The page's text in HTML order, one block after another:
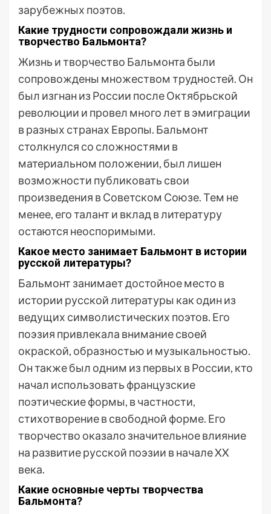
зарубежных поэтов.
Какие трудности сопровождали жизнь и
творчество Бальмонта?
Жизнь и творчество Бальмонта были
сопровождены множеством трудностей. Он
был изгнан из России после Октябрьской
революции и провел много лет в эмиграции
в разных странах Европы. Бальмонт
столкнулся со сложностями в
материальном положении, был лишен
возможности публиковать свои
произведения в Советском Союзе. Тем не
менее, его талант и вклад в литературу
остаются неоспоримыми.
Какое место занимает Бальмонт в истории
русской литературы?
Бальмонт занимает достойное место в
истории русской литературы как один из
ведущих символистических поэтов. Его
поэзия привлекала внимание своей
окраской, образностью и музыкальностью.
Он также был одним из первых в России, кто
начал использовать французские
поэтические формы, в частности,
стихотворение в свободной форме. Его
творчество оказало значительное влияние
на развитие русской поэзии в начале XX
века.
Какие основные черты творчества
Бальмонта?